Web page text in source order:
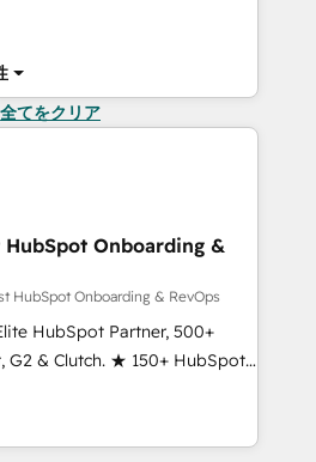
全てをクリア
HubSpot Onboarding &
HubSpot Onboarding & RevOps
HubSpot Partner, 500+
G2 & Clutch. ★ 150+ HubSpot
across the team ★
across five continents ★ AI-
obsessed ★